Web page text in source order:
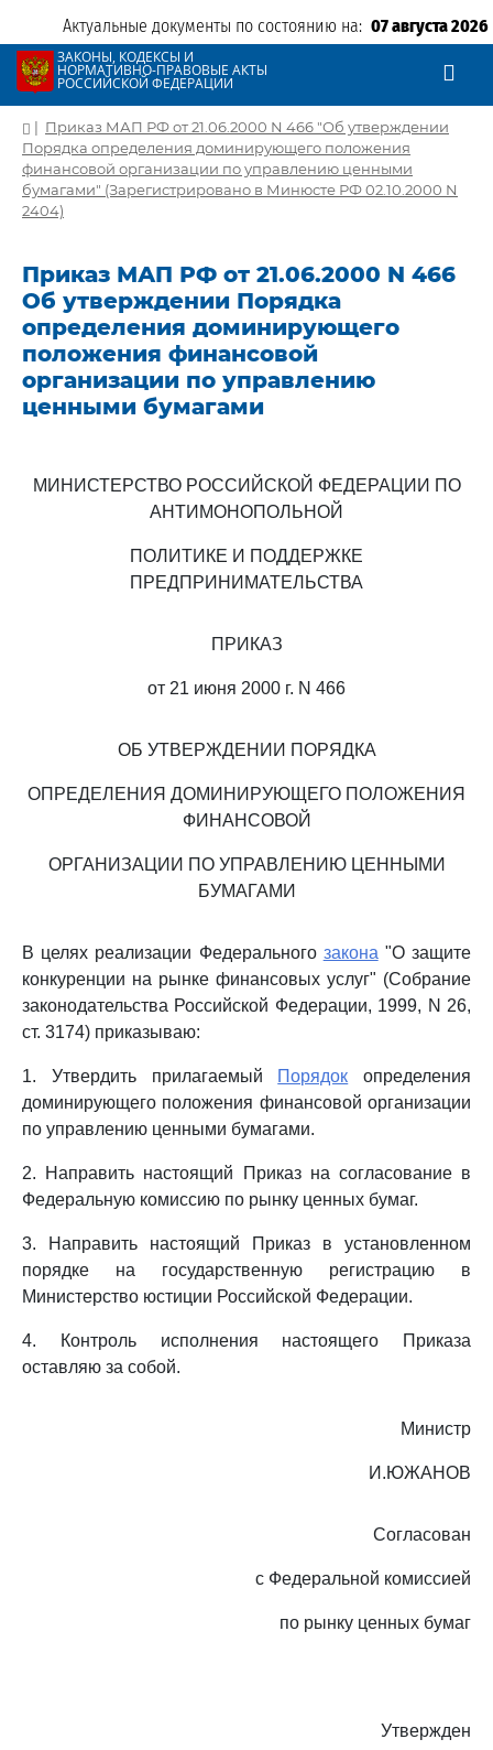
Актуальные документы по состоянию на: 07 августа 2026
ЗАКОНЫ, КОДЕКСЫ И
НОРМАТИВНО-ПРАВОВЫЕ АКТЫ
РОССИЙСКОЙ ФЕДЕРАЦИИ
| Приказ МАП РФ от 21.06.2000 N 466 "Об утверждении
Порядка определения доминирующего положения
финансовой организации по управлению ценными
бумагами" (Зарегистрировано в Минюсте РФ 02.10.2000 N
2404)
Приказ МАП РФ от 21.06.2000 N 466
Об утверждении Порядка
определения доминирующего
положения финансовой
организации по управлению
ценными бумагами
МИНИСТЕРСТВО РОССИЙСКОЙ ФЕДЕРАЦИИ ПО
АНТИМОНОПОЛЬНОЙ
ПОЛИТИКЕ И ПОДДЕРЖКЕ
ПРЕДПРИНИМАТЕЛЬСТВА
ПРИКАЗ
от 21 июня 2000 г. N 466
ОБ УТВЕРЖДЕНИИ ПОРЯДКА
ОПРЕДЕЛЕНИЯ ДОМИНИРУЮЩЕГО ПОЛОЖЕНИЯ
ФИНАНСОВОЙ
ОРГАНИЗАЦИИ ПО УПРАВЛЕНИЮ ЦЕННЫМИ
БУМАГАМИ
В целях реализации Федерального закона "О защите
конкуренции на рынке финансовых услуг" (Собрание
законодательства Российской Федерации, 1999, N 26,
ст. 3174) приказываю:
1. Утвердить прилагаемый Порядок определения
доминирующего положения финансовой организации
по управлению ценными бумагами.
2. Направить настоящий Приказ на согласование в
Федеральную комиссию по рынку ценных бумаг.
3. Направить настоящий Приказ в установленном
порядке на государственную регистрацию в
Министерство юстиции Российской Федерации.
4. Контроль исполнения настоящего Приказа
оставляю за собой.
Министр
И.ЮЖАНОВ
Согласован
с Федеральной комиссией
по рынку ценных бумаг
Утвержден